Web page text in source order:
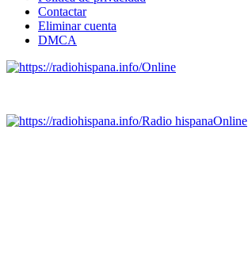
Contactar
Eliminar cuenta
DMCA
Online
Radio hispanaOnline